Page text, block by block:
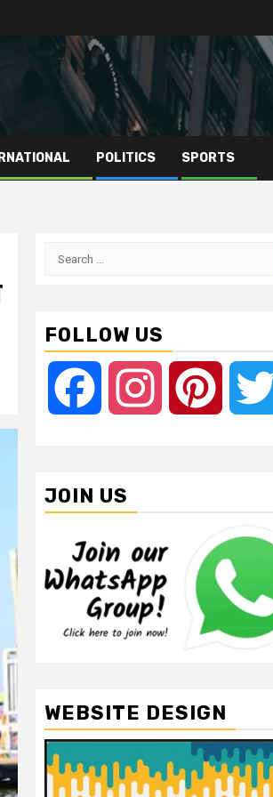
POLITICS SPORTS
Search
FOLLOW US
Facebook Instagram Pinterest
JOIN US
WEBSITE DESIGN